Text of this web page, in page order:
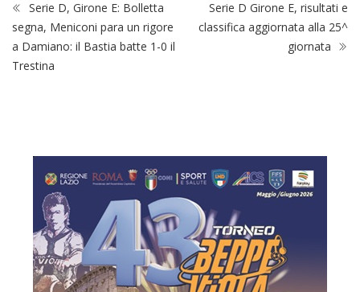
Serie D, Girone E: Bolletta
Serie D Girone E, risultati e
classifica aggiornata alla 25^